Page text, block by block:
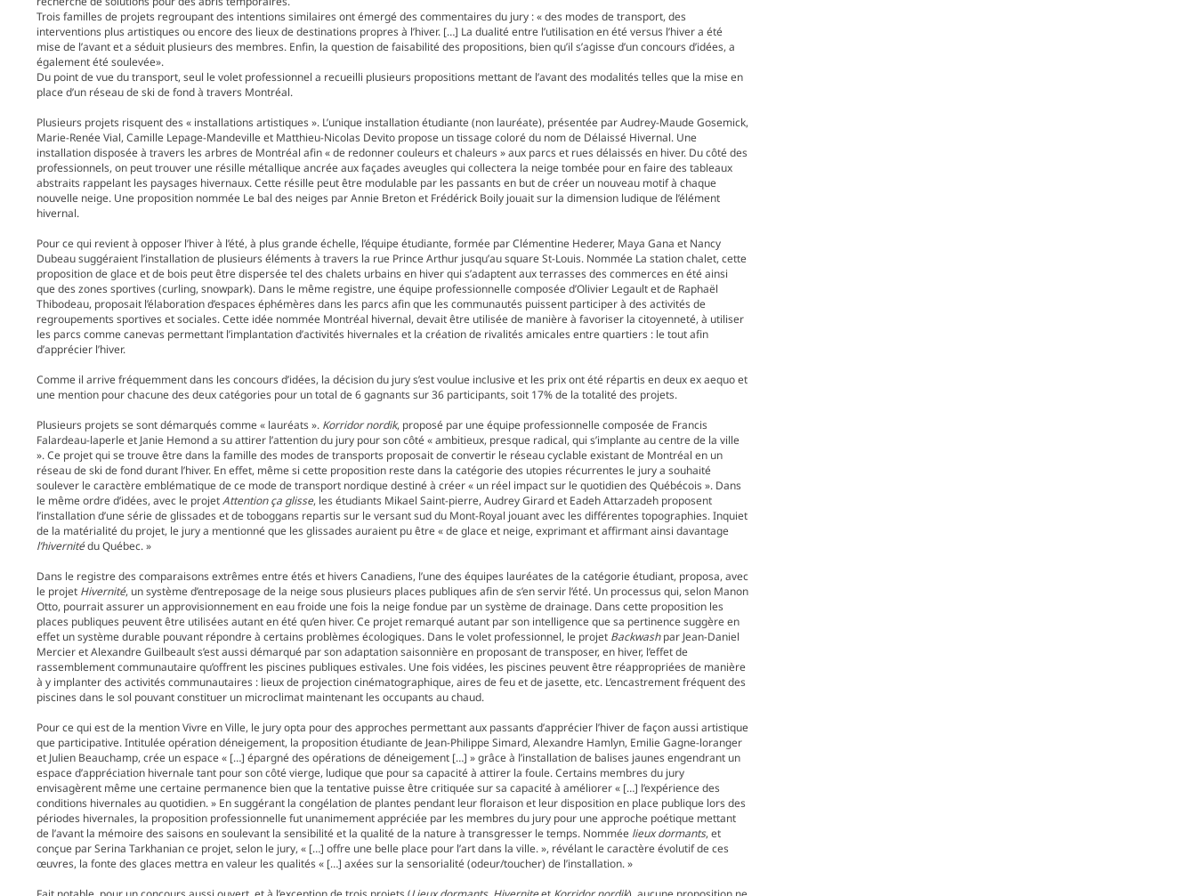
Trois familles de projets regroupant des intentions similaires ont émergé des commentaires du jury : « des modes de transport, des
interventions plus artistiques ou encore des lieux de destinations propres à l’hiver. […] La dualité entre l’utilisation en été versus l’hiver a été
mise de l’avant et a séduit plusieurs des membres. Enfin, la question de faisabilité des propositions, bien qu’il s’agisse d’un concours d’idées, a
également été soulevée».
Du point de vue du transport, seul le volet professionnel a recueilli plusieurs propositions mettant de l’avant des modalités telles que la mise en
place d’un réseau de ski de fond à travers Montréal.
Plusieurs projets risquent des « installations artistiques ». L’unique installation étudiante (non lauréate), présentée par Audrey-Maude Gosemick,
Marie-Renée Vial, Camille Lepage-Mandeville et Matthieu-Nicolas Devito propose un tissage coloré du nom de Délaissé Hivernal. Une
installation disposée à travers les arbres de Montréal afin « de redonner couleurs et chaleurs » aux parcs et rues délaissés en hiver. Du côté des
professionnels, on peut trouver une résille métallique ancrée aux façades aveugles qui collectera la neige tombée pour en faire des tableaux
abstraits rappelant les paysages hivernaux. Cette résille peut être modulable par les passants en but de créer un nouveau motif à chaque
nouvelle neige. Une proposition nommée Le bal des neiges par Annie Breton et Frédérick Boily jouait sur la dimension ludique de l’élément
hivernal.
Pour ce qui revient à opposer l’hiver à l’été, à plus grande échelle, l’équipe étudiante, formée par Clémentine Hederer, Maya Gana et Nancy
Dubeau suggéraient l’installation de plusieurs éléments à travers la rue Prince Arthur jusqu’au square St-Louis. Nommée La station chalet, cette
proposition de glace et de bois peut être dispersée tel des chalets urbains en hiver qui s’adaptent aux terrasses des commerces en été ainsi
que des zones sportives (curling, snowpark). Dans le même registre, une équipe professionnelle composée d’Olivier Legault et de Raphaël
Thibodeau, proposait l’élaboration d’espaces éphémères dans les parcs afin que les communautés puissent participer à des activités de
regroupements sportives et sociales. Cette idée nommée Montréal hivernal, devait être utilisée de manière à favoriser la citoyenneté, à utiliser
les parcs comme canevas permettant l’implantation d’activités hivernales et la création de rivalités amicales entre quartiers : le tout afin
d’apprécier l’hiver.
Comme il arrive fréquemment dans les concours d’idées, la décision du jury s’est voulue inclusive et les prix ont été répartis en deux ex aequo et
une mention pour chacune des deux catégories pour un total de 6 gagnants sur 36 participants, soit 17% de la totalité des projets.
Plusieurs projets se sont démarqués comme « lauréats ». Korridor nordik, proposé par une équipe professionnelle composée de Francis
Falardeau-laperle et Janie Hemond a su attirer l’attention du jury pour son côté « ambitieux, presque radical, qui s’implante au centre de la ville
». Ce projet qui se trouve être dans la famille des modes de transports proposait de convertir le réseau cyclable existant de Montréal en un
réseau de ski de fond durant l’hiver. En effet, même si cette proposition reste dans la catégorie des utopies récurrentes le jury a souhaité
soulever le caractère emblématique de ce mode de transport nordique destiné à créer « un réel impact sur le quotidien des Québécois ». Dans
le même ordre d’idées, avec le projetAttention ça glisse, les étudiants Mikael Saint-pierre, Audrey Girard et Eadeh Attarzadeh proposent
l’installation d’une série de glissades et de toboggans repartis sur le versant sud du Mont-Royal jouant avec les différentes topographies. Inquiet
de la matérialité du projet, le jury a mentionné que les glissades auraient pu être « de glace et neige, exprimant et affirmant ainsi davantage
l’hivernitédu Québec. »
Dans le registre des comparaisons extrêmes entre étés et hivers Canadiens, l’une des équipes lauréates de la catégorie étudiant, proposa, avec
le projet Hivernité, un système d’entreposage de la neige sous plusieurs places publiques afin de s’en servir l’été. Un processus qui, selon Manon
Otto, pourrait assurer un approvisionnement en eau froide une fois la neige fondue par un système de drainage. Dans cette proposition les
places publiques peuvent être utilisées autant en été qu’en hiver. Ce projet remarqué autant par son intelligence que sa pertinence suggère en
effet un système durable pouvant répondre à certains problèmes écologiques. Dans le volet professionnel, le projet Backwashpar Jean-Daniel
Mercier et Alexandre Guilbeault s’est aussi démarqué par son adaptation saisonnière en proposant de transposer, en hiver, l’effet de
rassemblement communautaire qu’offrent les piscines publiques estivales. Une fois vidées, les piscines peuvent être réappropriées de manière
à y implanter des activités communautaires : lieux de projection cinématographique, aires de feu et de jasette, etc. L’encastrement fréquent des
piscines dans le sol pouvant constituer un microclimat maintenant les occupants au chaud.
Pour ce qui est de la mention Vivre en Ville, le jury opta pour des approches permettant aux passants d’apprécier l’hiver de façon aussi artistique
que participative. Intitulée opération déneigement, la proposition étudiante de Jean-Philippe Simard, Alexandre Hamlyn, Emilie Gagne-loranger
et Julien Beauchamp, crée un espace « […] épargné des opérations de déneigement […] » grâce à l’installation de balises jaunes engendrant un
espace d’appréciation hivernale tant pour son côté vierge, ludique que pour sa capacité à attirer la foule. Certains membres du jury
envisagèrent même une certaine permanence bien que la tentative puisse être critiquée sur sa capacité à améliorer « […] l’expérience des
conditions hivernales au quotidien. » En suggérant la congélation de plantes pendant leur floraison et leur disposition en place publique lors des
périodes hivernales, la proposition professionnelle fut unanimement appréciée par les membres du jury pour une approche poétique mettant
de l’avant la mémoire des saisons en soulevant la sensibilité et la qualité de la nature à transgresser le temps. Nommée lieux dormants, et
conçue par Serina Tarkhanian ce projet, selon le jury, « […] offre une belle place pour l’art dans la ville. », révélant le caractère évolutif de ces
œuvres, la fonte des glaces mettra en valeur les qualités « […] axées sur la sensorialité (odeur/toucher) de l’installation. »